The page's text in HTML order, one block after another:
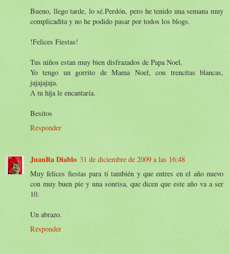
Bueno, llego tarde, lo sé.Perdón, pero he tenido una semana muy
complicadita y no he podido pasar por todos los blogs.
!Felices Fiestas!
Tus niños estan muy bien disfrazados de Papa Noel.
Yo tengo un gorrito de Mama Noel, con trencitas blancas,
jajajajaja.
A tu hija le encantaría.
Besitos
Responder
JuanRa Diablo 31 de diciembre de 2009 a las 16:48
Muy felices fiestas para tí también y que entres en el año nuevo
con muy buen pie y una sonrisa, que dicen que este año va a ser
10.
Un abrazo.
Responder